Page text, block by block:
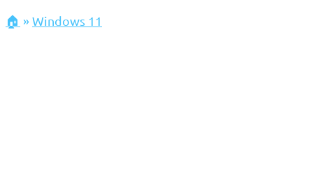
🏠 »Windows 11